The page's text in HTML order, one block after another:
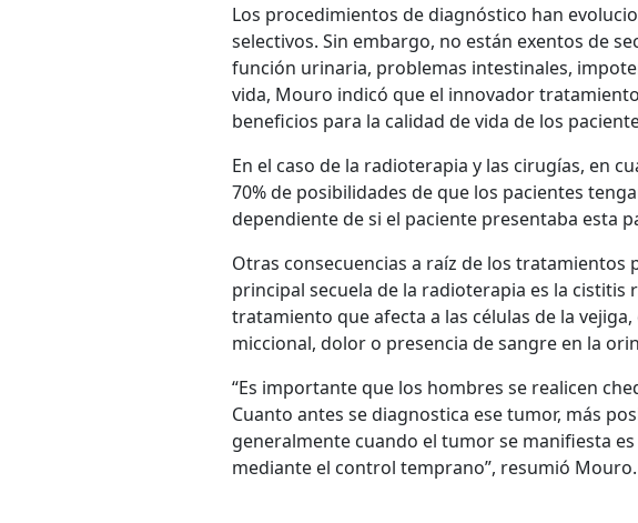
Los procedimientos de diagnóstico han
selectivos. Sin embargo, no están exentos de
función urinaria, problemas intestinales,
vida, Mouro indicó que el innovador
beneficios para la calidad de vida de los
En el caso de la radioterapia y las cirugías, en
70% de posibilidades de que los pacientes
dependiente de si el paciente presentaba esta
Otras consecuencias a raíz de los
principal secuela de la radioterapia es la cistitis
tratamiento que afecta a las células de la
miccional, dolor o presencia de sangre en la
“Es importante que los hombres se realicen
Cuanto antes se diagnostica ese tumor, más
generalmente cuando el tumor se manifiesta
mediante el control temprano”, resumió Mouro.